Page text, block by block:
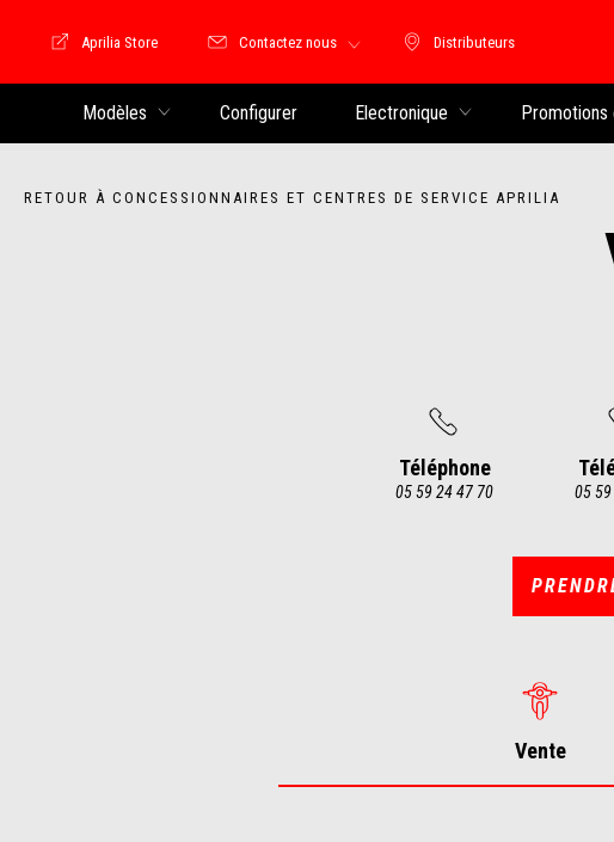
Distributeurs
Distributeurs
Store Motoguzzi
Aprilia Store Contactez nous
Modèles Configurer Electronique Promotions
RETOUR À CONCESSIONNAIRES ET CENTRES DE SERVICE APRILIA
Téléphone
05 59 24 47 70 05
Vente